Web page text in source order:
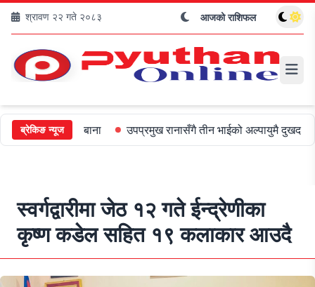
श्रावण २२ गते २०८३ आजको राशिफल
ब्रेकिङ न्यूज
जरिबाना उपप्रमुख रानासँगै तीन भाईको अल्पायुमै दुखद निधन ओली
स्वर्गद्वारीमा जेठ १२ गते ईन्द्रेणीका
कृष्ण कडेल सहित १९ कलाकार आउदै